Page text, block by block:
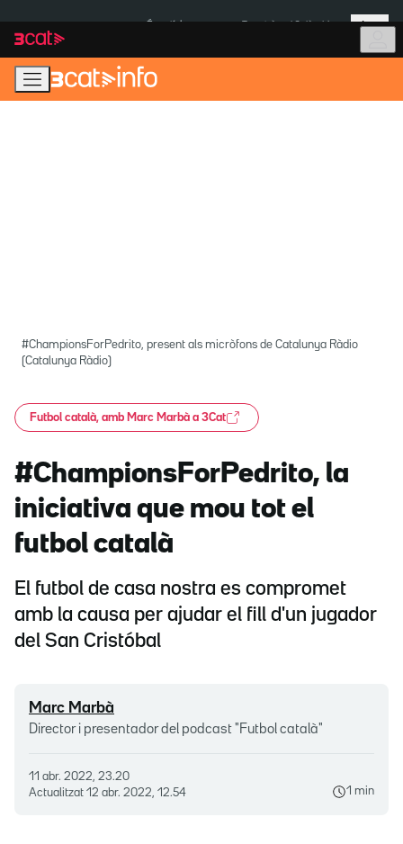
navegació
principal
contingut
Més
#ChampionsForPedrito, present als micròfons de Catalunya Ràdio
(Catalunya Ràdio)
Futbol català, amb Marc Marbà a 3Cat
#ChampionsForPedrito, la
iniciativa que mou tot el
futbol català
El futbol de casa nostra es compromet
amb la causa per ajudar el fill d'un jugador
del San Cristóbal
Marc Marbà
Director i presentador del podcast "Futbol català"
11 abr. 2022, 23.20
Actualitzat 12 abr. 2022, 12.54 1 min